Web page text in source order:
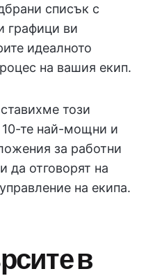
списък с
графици ви
идеалното
на вашия екип.
този
10-те най-мощни и
за работни
да отговорят на
на екипа.
в